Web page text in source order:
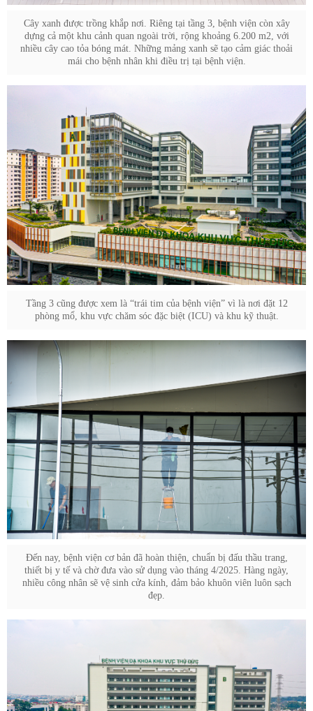
Cây xanh được trồng khắp nơi. Riêng tại tầng 3, bệnh viện còn xây
dựng cả một khu cảnh quan ngoài trời, rộng khoảng 6.200 m2, với
nhiều cây cao tỏa bóng mát. Những mảng xanh sẽ tạo cảm giác thoải
mái cho bệnh nhân khi điều trị tại bệnh viện.
Tầng 3 cũng được xem là “trái tim của bệnh viện” vì là nơi đặt 12
phòng mổ, khu vực chăm sóc đặc biệt (ICU) và khu kỹ thuật.
Đến nay, bệnh viện cơ bản đã hoàn thiện, chuẩn bị đấu thầu trang,
thiết bị y tế và chờ đưa vào sử dụng vào tháng 4/2025. Hàng ngày,
nhiều công nhân sẽ vệ sinh cửa kính, đảm bảo khuôn viên luôn sạch
đẹp.